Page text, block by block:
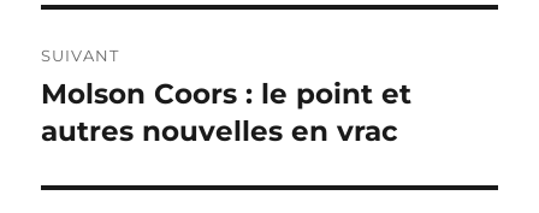
SUIVANT
Article
Suivant :
Molson Coors : le point et
autres nouvelles en vrac